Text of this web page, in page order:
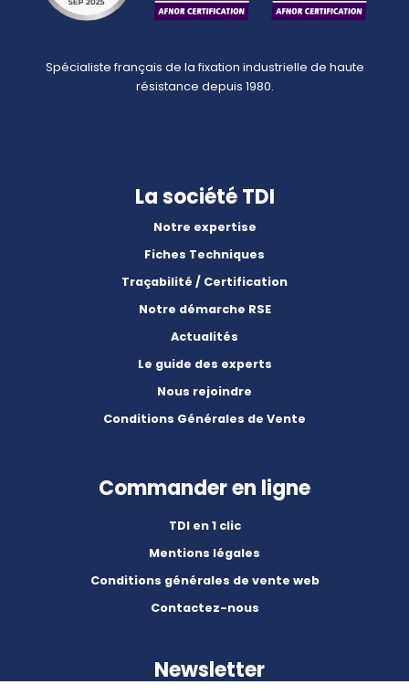
Spécialiste français de la fixation industrielle de haute
résistance depuis 1980.
La société TDI
Notre expertise
Fiches Techniques
Traçabilité / Certification
Notre démarche RSE
Actualités
Le guide des experts
Nous rejoindre
Conditions Générales de Vente
Commander en ligne
TDI en 1 clic
Mentions légales
Conditions générales de vente web
Contactez-nous
Newsletter